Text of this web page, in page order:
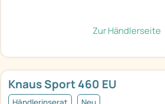
Zur Händlerseite
Knaus Sport 460 EU